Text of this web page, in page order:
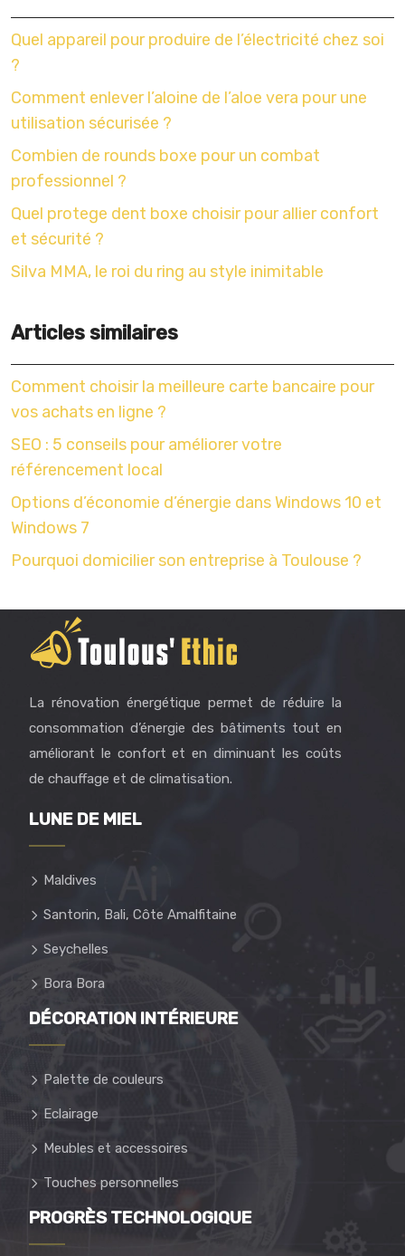
Quel appareil pour produire de l’électricité chez soi
?
Comment enlever l’aloine de l’aloe vera pour une
utilisation sécurisée ?
Combien de rounds boxe pour un combat
professionnel ?
Quel protege dent boxe choisir pour allier confort
et sécurité ?
Silva MMA, le roi du ring au style inimitable
Articles similaires
Comment choisir la meilleure carte bancaire pour
vos achats en ligne ?
SEO : 5 conseils pour améliorer votre
référencement local
Options d’économie d’énergie dans Windows 10 et
Windows 7
Pourquoi domicilier son entreprise à Toulouse ?
La rénovation énergétique permet de réduire la
consommation d’énergie des bâtiments tout en
améliorant le confort et en diminuant les coûts
de chauffage et de climatisation.
LUNE DE MIEL
Maldives
Santorin, Bali, Côte Amalfitaine
Seychelles
Bora Bora
DÉCORATION INTÉRIEURE
Palette de couleurs
Eclairage
Meubles et accessoires
Touches personnelles
PROGRÈS TECHNOLOGIQUE